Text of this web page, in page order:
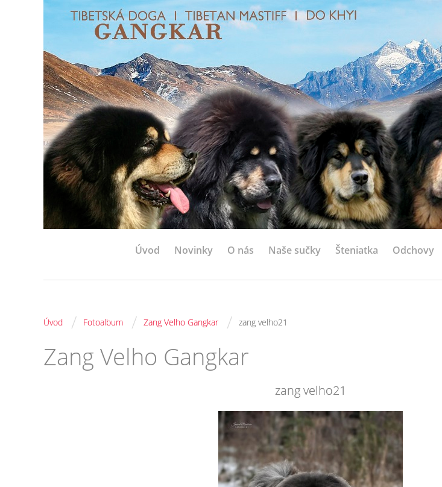
Úvod Novinky O nás Naše sučky Šteniatka Odchovy
Úvod / Fotoalbum / Zang Velho Gangkar / zang velho21
Zang Velho Gangkar
zang velho21